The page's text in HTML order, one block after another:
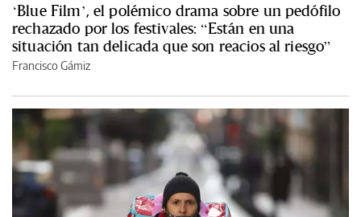
‘Blue Film’, el polémico drama sobre un pedófilo
rechazado por los festivales: “Están en una
situación tan delicada que son reacios al riesgo”
Francisco Gámiz